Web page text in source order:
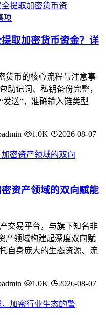
取加密货币资金？详
货币的核心流程与注意事
助记词、私钥备份完整，
送”，准确输入链类型
1.0K 2026-08-07
资产领域的双向赋能
交易平台，与旗下知名非
产领域构建起深度双向赋
自身庞大的生态资源、流
1.0K 2026-08-07